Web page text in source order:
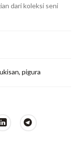
dari koleksi seni
, pigura